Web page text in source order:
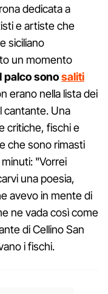
dedicata a
e artiste che
siciliano
un momento
palco sonosaliti
erano nella lista dei
cantante. Una
critiche, fischi e
che sono rimasti
"Vorrei
una poesia,
avevo in mente di
ne vada così come
di Cellino San
i fischi.